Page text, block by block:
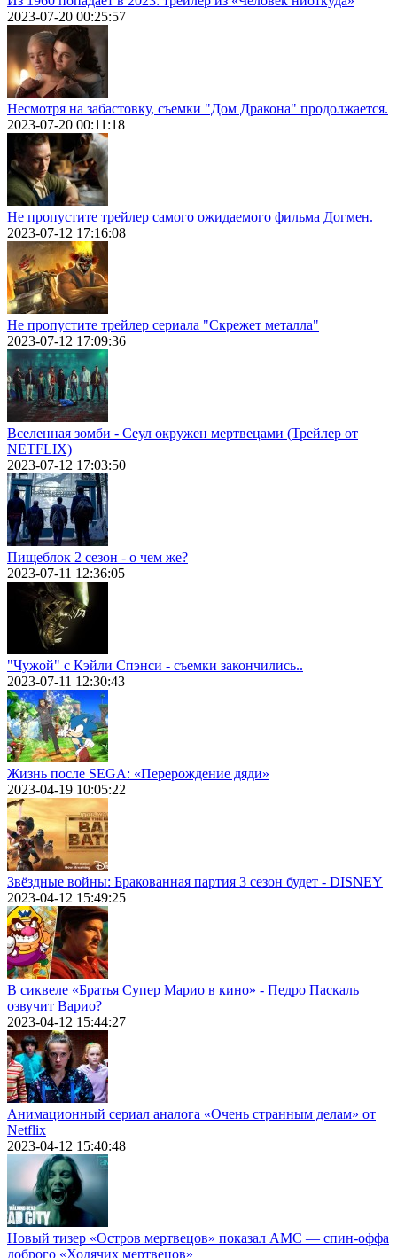
2023-07-20 00:25:57
Несмотря на забастовку, съемки "Дом Дракона" продолжается.
2023-07-20 00:11:18
Не пропустите трейлер самого ожидаемого фильма Догмен.
2023-07-12 17:16:08
Не пропустите трейлер сериала "Скрежет металла"
2023-07-12 17:09:36
Вселенная зомби - Сеул окружен мертвецами (Трейлер от
NETFLIX)
2023-07-12 17:03:50
Пищеблок 2 сезон - о чем же?
2023-07-11 12:36:05
"Чужой" с Кэйли Спэнси - съемки закончились..
2023-07-11 12:30:43
Жизнь после SEGA: «Перерождение дяди»
2023-04-19 10:05:22
Звёздные войны: Бракованная партия 3 сезон будет - DISNEY
2023-04-12 15:49:25
В сиквеле «Братья Супер Марио в кино» - Педро Паскаль
озвучит Варио?
2023-04-12 15:44:27
Анимационный сериал аналога «Очень странным делам» от
Netflix
2023-04-12 15:40:48
Новый тизер «Остров мертвецов» показал АМС — спин-оффа
доброго «Ходячих мертвецов»